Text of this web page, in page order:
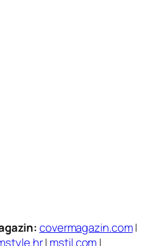
covermagazin.com|
| mstil.com|